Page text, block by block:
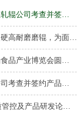
辊公司考查并签…
高耐磨磨辊，为面…
品产业博览会圆…
考查并签约产品…
管控及产品研发论…